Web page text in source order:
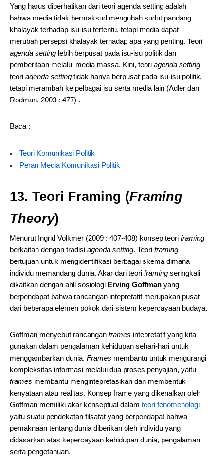
Yang harus diperhatikan dari teori agenda setting adalah
bahwa media tidak bermaksud mengubah sudut pandang
khalayak terhadap isu-isu tertentu, tetapi media dapat
merubah persepsi khalayak terhadap apa yang penting. Teori
agenda setting lebih berpusat pada isu-isu politik dan
pemberitaan melalui media massa. Kini, teori agenda setting
teori agenda setting tidak hanya berpusat pada isu-isu politik,
tetapi merambah ke pelbagai isu serta media lain (Adler dan
Rodman, 2003 : 477) .
Baca :
Teori Komunikasi Politik
Peran Media Komunikasi Politik
13. Teori Framing (Framing
Theory)
Menurut Ingrid Volkmer (2009 : 407-408) konsep teori framing
berkaitan dengan tradisi agenda setting. Teori framing
bertujuan untuk mengidentifikasi berbagai skema dimana
individu memandang dunia. Akar dari teori framing seringkali
dikaitkan dengan ahli sosiologi Erving Goffman yang
berpendapat bahwa rancangan intepretatif merupakan pusat
dari beberapa elemen pokok dari sistem kepercayaan budaya.
Goffman menyebut rancangan frames intepretatif yang kita
gunakan dalam pengalaman kehidupan sehari-hari untuk
menggambarkan dunia. Frames membantu untuk mengurangi
kompleksitas informasi melalui dua proses penyajian, yaitu
frames membantu mengintepretasikan dan membentuk
kenyataan atau realitas. Konsep frame yang dikenalkan oleh
Goffman memiliki akar konseptual dalam teori fenomenologi
yaitu suatu pendekatan filsafat yang berpendapat bahwa
pemaknaan tentang dunia diberikan oleh individu yang
didasarkan atas kepercayaan kehidupan dunia, pengalaman
serta pengetahuan.